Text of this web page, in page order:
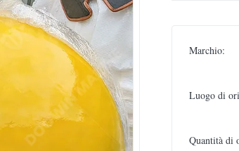
Marchio:
Luogo di
Quantità di